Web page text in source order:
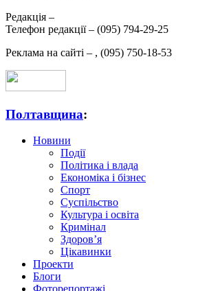
Редакція –
Телефон редакції – (095) 794-29-25
Реклама на сайті – , (095) 750-18-53
Полтавщина:
Новини
Події
Політика і влада
Економіка і бізнес
Спорт
Суспільство
Культура і освіта
Кримінал
Здоров’я
Цікавинки
Проекти
Блоги